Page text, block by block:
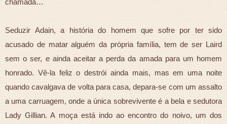
Seduzir Adain, a história do homem que sofre por ter sido
acusado de matar alguém da própria família, tem de ser Laird
sem o ser, e ainda aceitar a perda da amada para um homem
honrado. Vê-la feliz o destrói ainda mais, mas em uma noite
quando cavalgava de volta para casa, depara-se com um assalto
a uma carruagem, onde a única sobrevivente é a bela e sedutora
Lady Gillian. A moça está indo ao encontro do noivo, um dos